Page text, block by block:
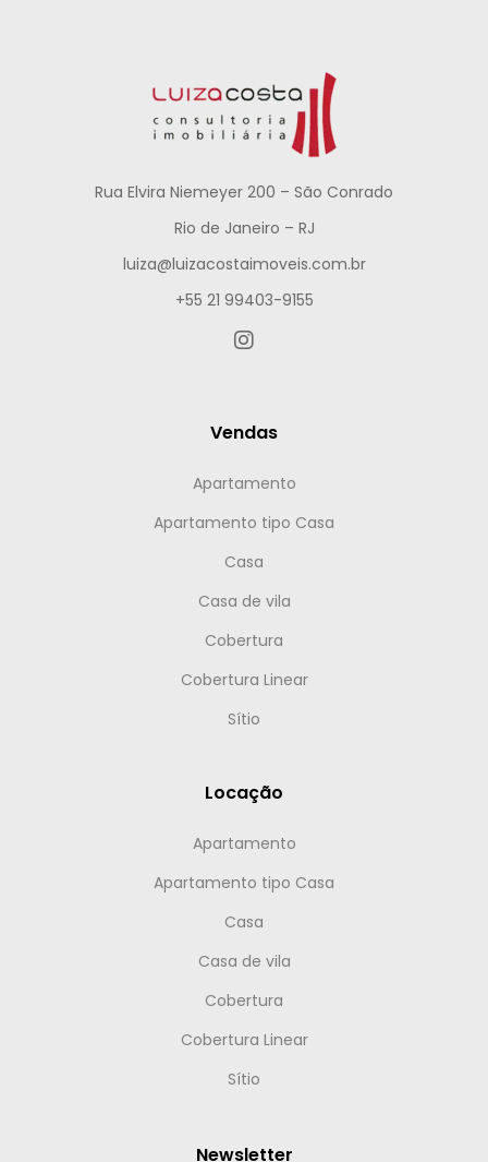
Rua Elvira Niemeyer 200 – São Conrado
Rio de Janeiro – RJ
luiza@luizacostaimoveis.com.br
+55 21 99403-9155
Vendas
Apartamento
Apartamento tipo Casa
Casa
Casa de vila
Cobertura
Cobertura Linear
Sítio
Locação
Apartamento
Apartamento tipo Casa
Casa
Casa de vila
Cobertura
Cobertura Linear
Sítio
Newsletter